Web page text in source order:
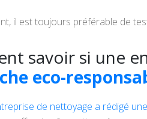
il est toujours préférable de
savoir si une
eco-
de nettoyage a rédigé